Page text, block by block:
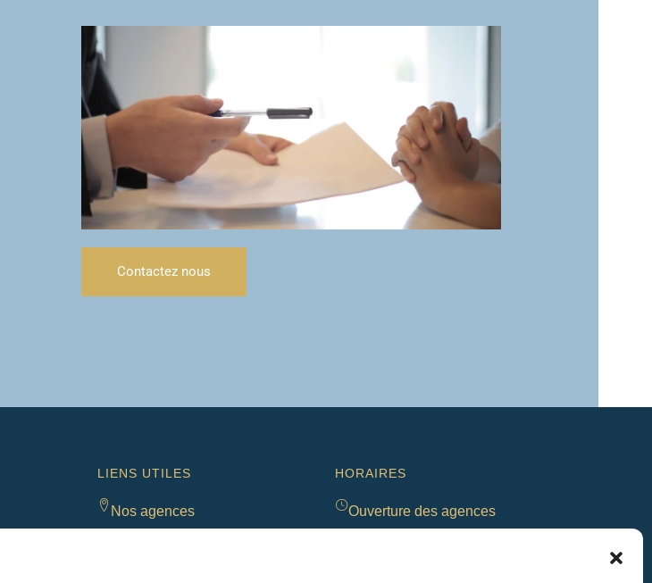
Contactez nous
LIENS UTILES
Nos agences
HORAIRES
Ouverture des agences